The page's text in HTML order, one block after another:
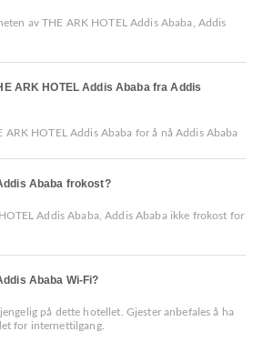
av THE ARK HOTEL Addis Ababa, Addis
ARK HOTEL Addis Ababa fra Addis
ARK HOTEL Addis Ababa for å nå Addis Ababa
Ababa frokost?
Addis Ababa, Addis Ababa ikke frokost for
Ababa Wi-Fi?
på dette hotellet. Gjester anbefales å ha
for internettilgang.